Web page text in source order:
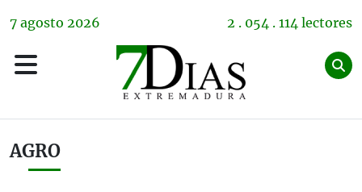
7 agosto 2026 2 . 054 . 114 lectores
AGRO